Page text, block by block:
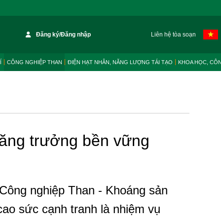
Đăng ký/Đăng nhập Liên hệ tòa soạn
CÔNG NGHIỆP THAN ĐIỆN HẠT NHÂN, NĂNG LƯỢNG TÁI TẠO KHOA HỌC,
trưởng bền vững
nghiệp Than - Khoáng sản
sức cạnh tranh là nhiệm vụ